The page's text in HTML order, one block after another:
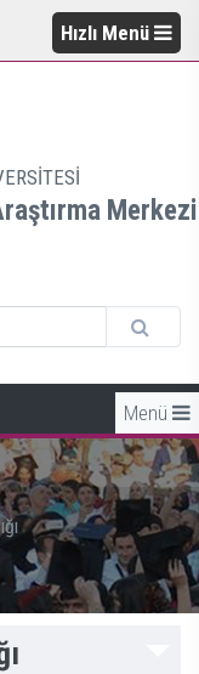
Hızlı Menü
Merkezi
Menü